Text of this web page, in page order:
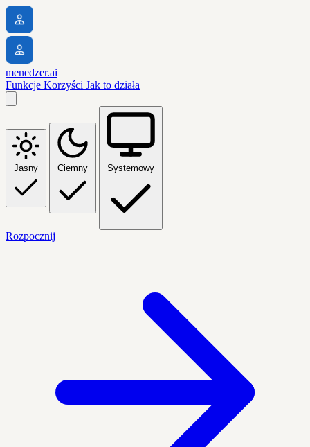
menedzer.ai
Funkcje Korzyści Jak to działa
Jasny Ciemny Systemowy
Rozpocznij